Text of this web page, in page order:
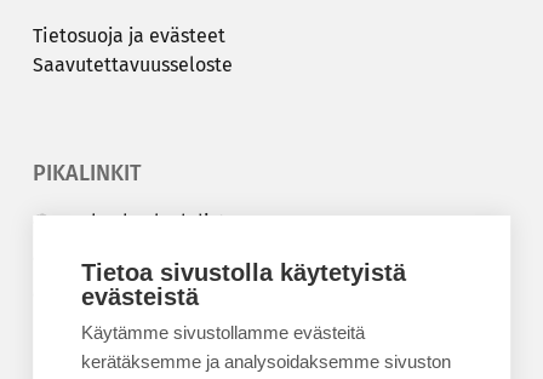
Tietoa sivustolla käytetyistä
evästeistä
Käytämme sivustollamme evästeitä
kerätäksemme ja analysoidaksemme sivuston
Tie­to­suo­ja ja eväs­teet
Saa­vu­tet­ta­vuus­se­los­te
PIKALINKIT
Korkeakouluyhdistys
Kesäyliopisto
Epanet
BLOGIT